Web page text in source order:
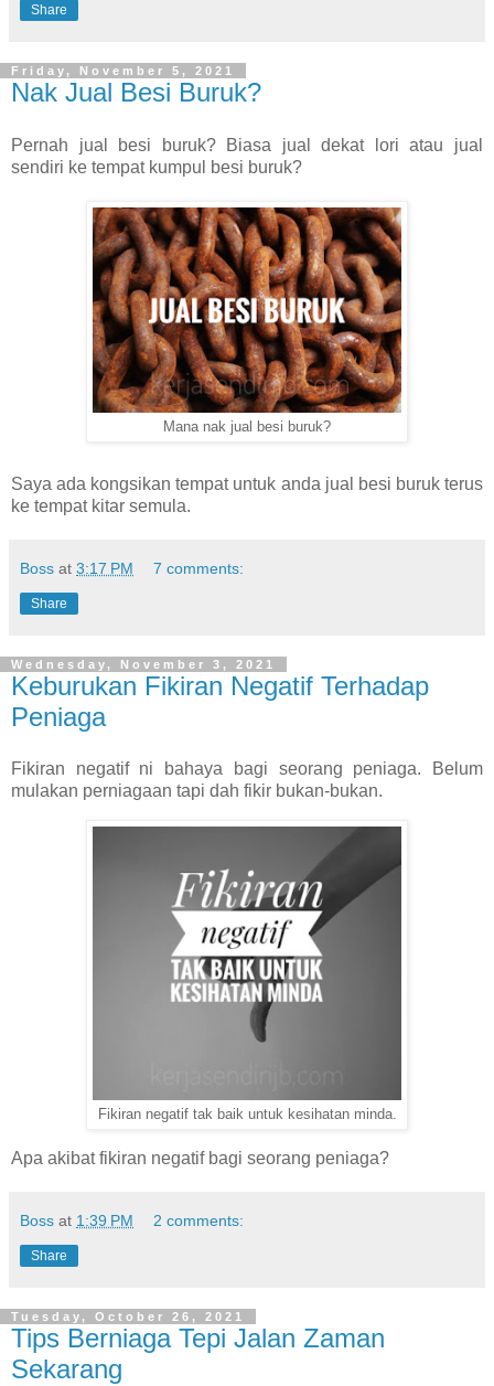
Share
Friday, November 5, 2021
Nak Jual Besi Buruk?
Pernah jual besi buruk? Biasa jual dekat lori atau jual
sendiri ke tempat kumpul besi buruk?
Mana nak jual besi buruk?
Saya ada kongsikan tempat untuk anda jual besi buruk terus
ke tempat kitar semula.
Boss at 3:17 PM 7 comments:
Share
Wednesday, November 3, 2021
Keburukan Fikiran Negatif Terhadap
Peniaga
Fikiran negatif ni bahaya bagi seorang peniaga. Belum
mulakan perniagaan tapi dah fikir bukan-bukan.
Fikiran negatif tak baik untuk kesihatan minda.
Apa akibat fikiran negatif bagi seorang peniaga?
Boss at 1:39 PM 2 comments:
Share
Tuesday, October 26, 2021
Tips Berniaga Tepi Jalan Zaman
Sekarang